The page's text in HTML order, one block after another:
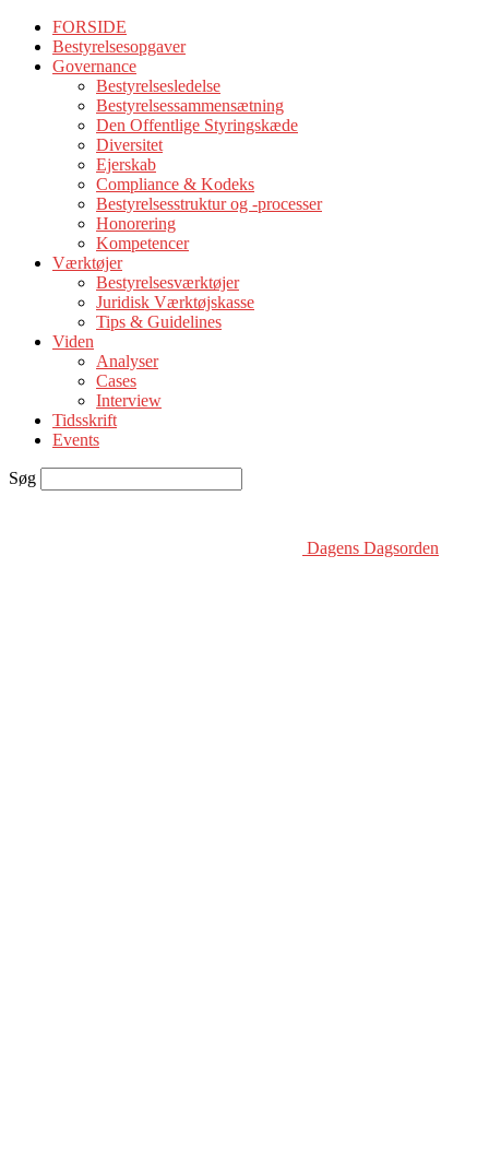
FORSIDE
Bestyrelsesopgaver
Governance
Bestyrelsesledelse
Bestyrelsessammensætning
Den Offentlige Styringskæde
Diversitet
Ejerskab
Compliance & Kodeks
Bestyrelsesstruktur og -processer
Honorering
Kompetencer
Værktøjer
Bestyrelsesværktøjer
Juridisk Værktøjskasse
Tips & Guidelines
Viden
Analyser
Cases
Interview
Tidsskrift
Events
Søg
Dagens Dagsorden